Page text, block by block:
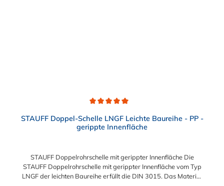
STAUFF Doppel-Schelle LNGF Leichte Baureihe - PP -
gerippte Innenfläche
STAUFF Doppelrohrschelle mit gerippter Innenfläche Die
STAUFF Doppelrohrschelle mit gerippter Innenfläche vom Typ
LNGF der leichten Baureihe erfüllt die DIN 3015. Das Material